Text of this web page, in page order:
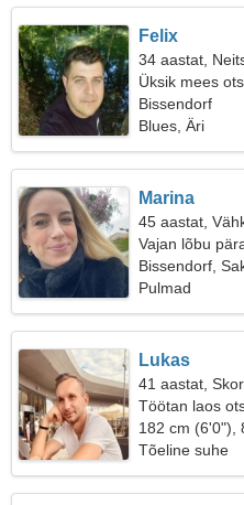
Felix
34 aastat,
Üksik mees
Bissendorf
Blues, Äri
Marina
45 aastat,
Vajan lõbu
Bissendorf,
Pulmad
Lukas
41 aastat,
Töötan laos
182 cm (6'0"),
Tõeline suhe